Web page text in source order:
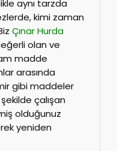
aynı tarzda
kimi zaman
Çınar Hurda
olan ve
madde
arasında
gibi maddeler
çalışan
olduğunuz
yeniden